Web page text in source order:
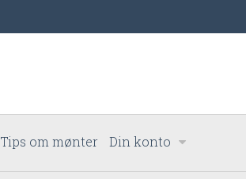
Tips om mønter Din konto